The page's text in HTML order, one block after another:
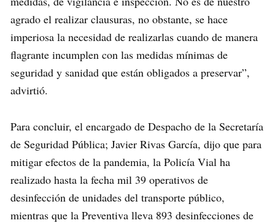
agrado el realizar clausuras, no obstante, se hace
imperiosa la necesidad de realizarlas cuando de manera
flagrante incumplen con las medidas mínimas de
seguridad y sanidad que están obligados a preservar”,
advirtió.
Para concluir, el encargado de Despacho de la Secretaría
de Seguridad Pública; Javier Rivas García, dijo que para
mitigar efectos de la pandemia, la Policía Vial ha
realizado hasta la fecha mil 39 operativos de
desinfección de unidades del transporte público,
mientras que la Preventiva lleva 893 desinfecciones de